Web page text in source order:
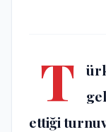
T
ettiği